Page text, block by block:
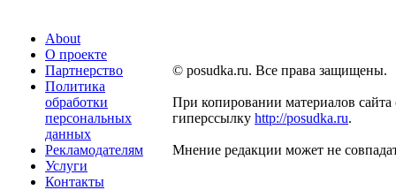
About
О проекте
Партнерство
Политика
обработки
персональных
данных
Рекламодателям
Услуги
Контакты
© posudka.ru. Все права защищены.
При копировании материалов сайта
гиперссылку http://posudka.ru.
Мнение редакции может не